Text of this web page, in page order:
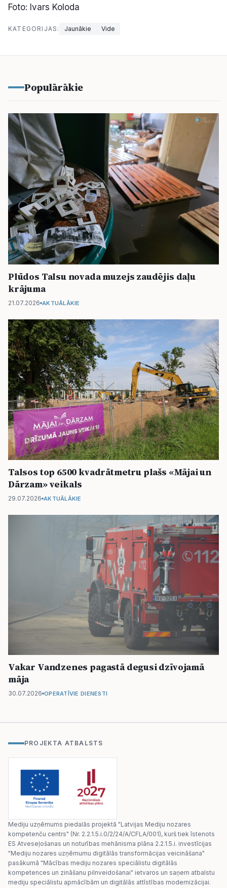
Foto: Ivars Koloda
KATEGORIJAS: Jaunākie Vide
Populārākie
Plūdos Talsu novada muzejs zaudējis daļu
krājuma
21.07.2026 AKTUĀLĀKIE
Talsos top 6500 kvadrātmetru plašs «Mājai un
Dārzam» veikals
29.07.2026 AKTUĀLĀKIE
Vakar Vandzenes pagastā degusi dzīvojamā
māja
30.07.2026 OPERATĪVIE DIENESTI
PROJEKTA ATBALSTS
Mediju uzņēmums piedalās projektā "Latvijas Mediju nozares
kompetenču centrs" (Nr. 2.2.1.5.i.0/2/24/A/CFLA/001), kurš tiek īstenots
ES Atveseļošanas un noturības mehānisma plāna 2.2.1.5.i. investīcijas
"Mediju nozares uzņēmumu digitālās transformācijas veicināšana"
pasākumā "Mācības mediju nozares speciālistu digitālās
kompetences un zināšanu pilnveidošanai" ietvaros un saņem atbalstu
mediju speciālistu apmācībām un digitālās attīstības modernizācijai.